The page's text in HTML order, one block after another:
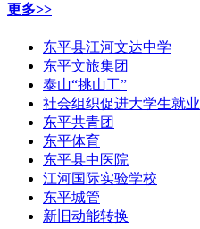
更多>>
东平县江河文达中学
东平文旅集团
泰山“挑山工”
社会组织促进大学生就业
东平共青团
东平体育
东平县中医院
江河国际实验学校
东平城管
新旧动能转换